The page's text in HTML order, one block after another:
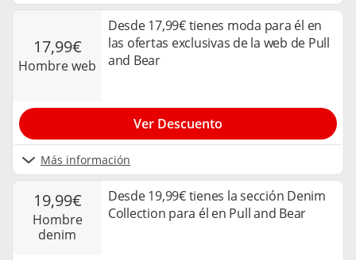
17,99€
hombre web
Desde 17,99€ tienes moda para él en
las ofertas exclusivas de la web de Pull
and Bear
Más información
Ver Descuento
19,99€
hombre
denim
Desde 19,99€ tienes la sección Denim
Collection para él en Pull and Bear